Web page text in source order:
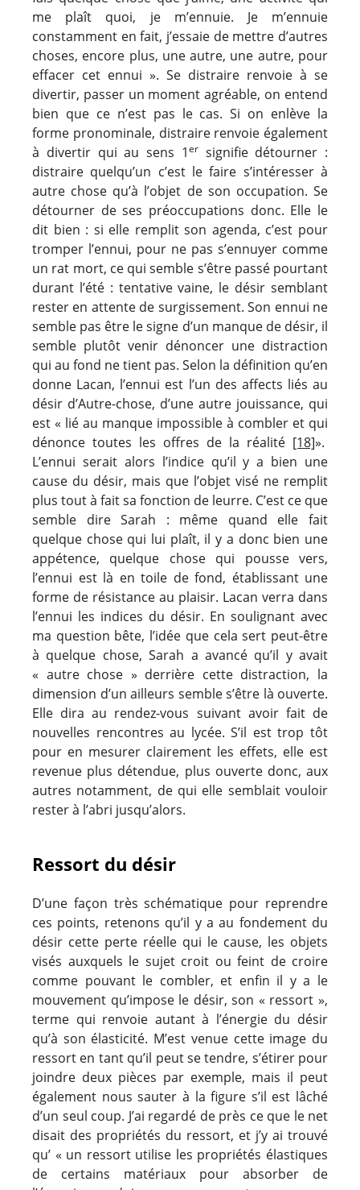
me plaît quoi, je m’ennuie. Je m’ennuie
constamment en fait, j’essaie de mettre d’autres
choses, encore plus, une autre, une autre, pour
effacer cet ennui ». Se distraire renvoie à se
divertir, passer un moment agréable, on entend
bien que ce n’est pas le cas. Si on enlève la
forme pronominale, distraire renvoie également
à divertir qui au sens 1ersignifie détourner :
distraire quelqu’un c’est le faire s’intéresser à
autre chose qu’à l’objet de son occupation. Se
détourner de ses préoccupations donc. Elle le
dit bien : si elle remplit son agenda, c’est pour
tromper l’ennui, pour ne pas s’ennuyer comme
un rat mort, ce qui semble s’être passé pourtant
durant l’été : tentative vaine, le désir semblant
rester en attente de surgissement. Son ennui ne
semble pas être le signe d’un manque de désir, il
semble plutôt venir dénoncer une distraction
qui au fond ne tient pas. Selon la définition qu’en
donne Lacan, l’ennui est l’un des affects liés au
désir d’Autre-chose, d’une autre jouissance, qui
est « lié au manque impossible à combler et qui
dénonce toutes les offres de la réalité [18]».
L’ennui serait alors l’indice qu’il y a bien une
cause du désir, mais que l’objet visé ne remplit
plus tout à fait sa fonction de leurre. C’est ce que
semble dire Sarah : même quand elle fait
quelque chose qui lui plaît, il y a donc bien une
appétence, quelque chose qui pousse vers,
l’ennui est là en toile de fond, établissant une
forme de résistance au plaisir. Lacan verra dans
l’ennui les indices du désir. En soulignant avec
ma question bête, l’idée que cela sert peut-être
à quelque chose, Sarah a avancé qu’il y avait
« autre chose » derrière cette distraction, la
dimension d’un ailleurs semble s’être là ouverte.
Elle dira au rendez-vous suivant avoir fait de
nouvelles rencontres au lycée. S’il est trop tôt
pour en mesurer clairement les effets, elle est
revenue plus détendue, plus ouverte donc, aux
autres notamment, de qui elle semblait vouloir
rester à l’abri jusqu’alors.
Ressort du désir
D’une façon très schématique pour reprendre
ces points, retenons qu’il y a au fondement du
désir cette perte réelle qui le cause, les objets
visés auxquels le sujet croit ou feint de croire
comme pouvant le combler, et enfin il y a le
mouvement qu’impose le désir, son « ressort »,
terme qui renvoie autant à l’énergie du désir
qu’à son élasticité. M’est venue cette image du
ressort en tant qu’il peut se tendre, s’étirer pour
joindre deux pièces par exemple, mais il peut
également nous sauter à la figure s’il est lâché
d’un seul coup. J’ai regardé de près ce que le net
disait des propriétés du ressort, et j’y ai trouvé
qu’ « un ressort utilise les propriétés élastiques
de certains matériaux pour absorber de